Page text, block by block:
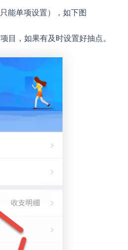
能单项设置），如下图
目，如果有及时设置好抽点。